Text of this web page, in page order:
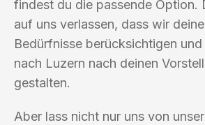
findest du die passende Option.
auf uns verlassen, dass wir
Bedürfnisse berücksichtigen
nach Luzern nach deinen
gestalten.
Aber lass nicht nur uns von